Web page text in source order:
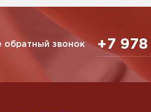
обратный звонок +7 978